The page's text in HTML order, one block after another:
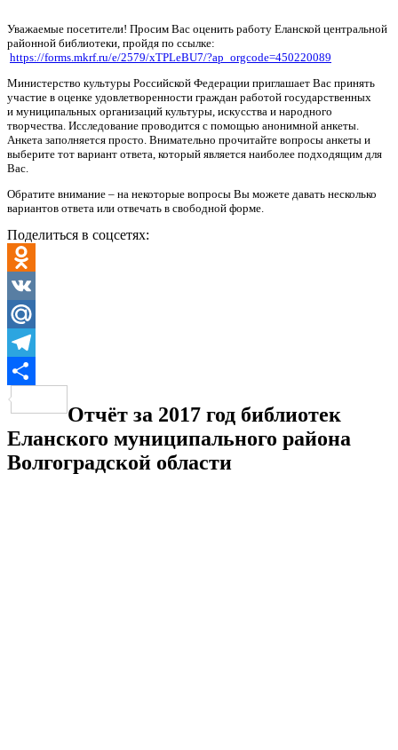
Уважаемые посетители! Просим Вас оценить работу Еланской центральной
районной библиотеки, пройдя по ссылке:
https://forms.mkrf.ru/e/2579/xTPLeBU7/?ap_orgcode=450220089
Министерство культуры Российской Федерации приглашает Вас принять
участие в оценке удовлетворенности граждан работой государственных
и муниципальных организаций культуры, искусства и народного
творчества. Исследование проводится с помощью анонимной анкеты.
Анкета заполняется просто. Внимательно прочитайте вопросы анкеты и
выберите тот вариант ответа, который является наиболее подходящим для
Вас.
Обратите внимание – на некоторые вопросы Вы можете давать несколько
вариантов ответа или отвечать в свободной форме.
Поделиться в соцсетях:
Odnoklassniki
VK
Mail.Ru
Telegram
Отчёт за 2017 год библиотек
Еланского муниципального района
Волгоградской области